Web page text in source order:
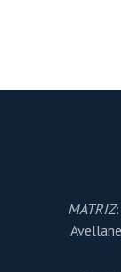
MATRIZ